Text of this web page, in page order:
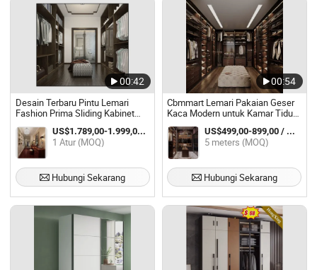
00:42
Desain Terbaru Pintu Lemari
Fashion Prima Sliding Kabinet
Berjalan Lemari Modern
US$1.789,00-1.999,00 / Atur
1 Atur (MOQ)
Hubungi Sekarang
00:54
Cbmmart Lemari Pakaian Geser
Kaca Modern untuk Kamar Tidur
Furnitur Kayu Lemari Berjalan
US$499,00-899,00 / meters
5 meters (MOQ)
Hubungi Sekarang